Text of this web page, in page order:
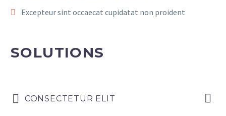
Excepteur sint occaecat cupidatat non proident
SOLUTIONS
CONSECTETUR ELIT